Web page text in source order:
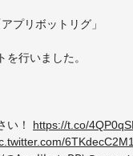
プリボットリグ」
行いました。
い！ https://t.co/